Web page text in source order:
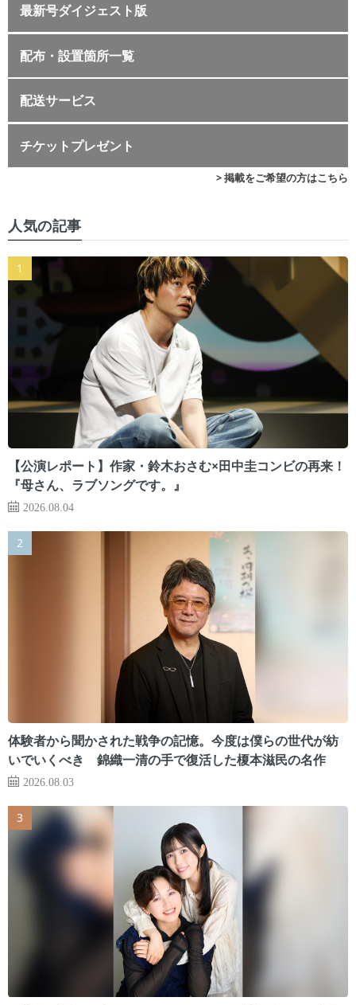
最新号ダイジェスト版
配布・設置箇所一覧
配送サービス
チケットプレゼント
> 掲載をご希望の方はこちら
人気の記事
【公演レポート】作家・鈴木おさむ×田中圭コンビの再来！
『母さん、ラブソングです。』
2026.08.04
体験者から聞かされた戦争の記憶。今度は僕らの世代が紡
いでいくべき 錦織一清の手で復活した榎本滋民の名作
2026.08.03